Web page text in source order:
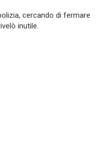
cercando di fermare
inutile.